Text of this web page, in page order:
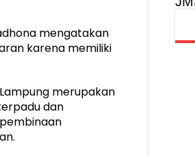
mengatakan
karena memiliki
merupakan
dan